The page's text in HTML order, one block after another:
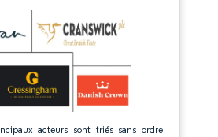
acteurs sont triés sans ordre
nécessite une attribution sous CC BY 4.0.